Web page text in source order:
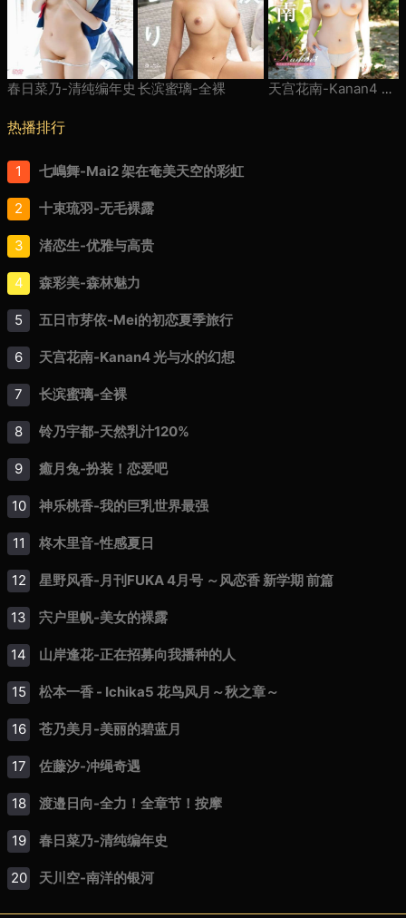
春日菜乃-清纯编年史 长滨蜜璃-全裸 天宫花南-Kanan4 光与水的幻想
热播排行
1 七嶋舞-Mai2 架在奄美天空的彩虹
2 十束琉羽-无毛裸露
3 渚恋生-优雅与高贵
4 森彩美-森林魅力
5 五日市芽依-Mei的初恋夏季旅行
6 天宫花南-Kanan4 光与水的幻想
7 长滨蜜璃-全裸
8 铃乃宇都-天然乳汁120%
9 癒月兔-扮装！恋爱吧
10 神乐桃香-我的巨乳世界最强
11 柊木里音-性感夏日
12 星野风香-月刊FUKA 4月号 ～风恋香 新学期 前篇
13 宍户里帆-美女的裸露
14 山岸逢花-正在招募向我播种的人
15 松本一香 - Ichika5 花鸟风月～秋之章～
16 苍乃美月-美丽的碧蓝月
17 佐藤汐-冲绳奇遇
18 渡邉日向-全力！全章节！按摩
19 春日菜乃-清纯编年史
20 天川空-南洋的银河